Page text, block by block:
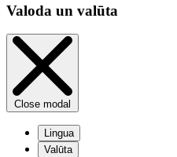
Valoda un valūta
Close modal
Lingua
Valūta